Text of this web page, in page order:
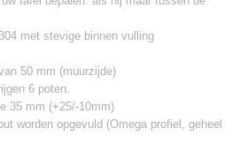
met stevige binnen vulling
50 mm (muurzijde)
6 poten.
35 mm (+25/-10mm)
worden opgevuld (Omega profiel, geheel